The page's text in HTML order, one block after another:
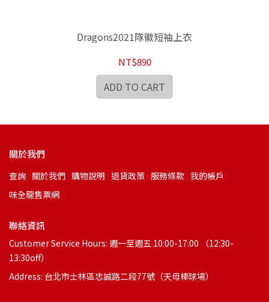
Dragons2021隊徽短袖上衣
NT$890
ADD TO CART
關於我們
查詢 關於我們 購物說明 退貨政策 服務條款 我的帳戶
味全龍售票網
聯絡資訊
Customer Service Hours: 週一至週五 10:00-17:00 （12:30-
13:30off）
Address: 台北市士林區忠誠路二段77號（天母棒球場）